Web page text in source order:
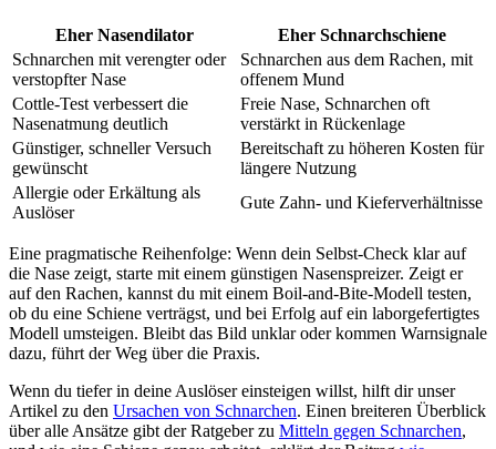
Eher Nasendilator
Eher Schnarchschiene
Schnarchen mit verengter oder
verstopfter Nase
Schnarchen aus dem Rachen, mit
offenem Mund
Cottle-Test verbessert die
Nasenatmung deutlich
Freie Nase, Schnarchen oft
verstärkt in Rückenlage
Günstiger, schneller Versuch
gewünscht
Bereitschaft zu höheren Kosten für
längere Nutzung
Allergie oder Erkältung als
Auslöser
Gute Zahn- und Kieferverhältnisse
Eine pragmatische Reihenfolge: Wenn dein Selbst-Check klar auf
die Nase zeigt, starte mit einem günstigen Nasenspreizer. Zeigt er
auf den Rachen, kannst du mit einem Boil-and-Bite-Modell testen,
ob du eine Schiene verträgst, und bei Erfolg auf ein laborgefertigtes
Modell umsteigen. Bleibt das Bild unklar oder kommen Warnsignale
dazu, führt der Weg über die Praxis.
Wenn du tiefer in deine Auslöser einsteigen willst, hilft dir unser
Artikel zu den Ursachen von Schnarchen. Einen breiteren Überblick
über alle Ansätze gibt der Ratgeber zu Mitteln gegen Schnarchen,